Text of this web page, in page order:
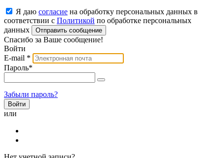
Я даю согласие на обработку персональных данных в
соответствии с Политикой по обработке персональных
данных
Отправить сообщение
Спасибо за Ваше сообщение!
Войти
E-mail *
Пароль*
Забыли пароль?
или